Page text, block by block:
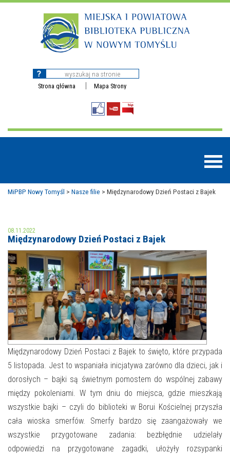
Strona główna Mapa Strony
MOJE KONTO
AKTUALNOŚCI
NAJBLIŻSZE WYDARZENIA
WYDARZENIA BIEŻĄCE
WYDARZYŁO SIĘ
NASZA OFERTA
STREFA WIEDZY O REGIONIE
STREFA KOLORU
FORMY STAŁE
NASZE FILIE
POLECANE STRONY
WYDARZENIA KULTURALNE
FOTO
MiPBP Nowy Tomyśl > Nasze filie > Międzynarodowy Dzień Postaci z Bajek
08.11.2022
Międzynarodowy Dzień Postaci z Bajek
Międzynarodowy Dzień Postaci z Bajek to święto, które przypada
5 listopada. Jest to wspaniała inicjatywa zarówno dla dzieci, jak i
dorosłych – bajki są świetnym pomostem do wspólnej zabawy
między pokoleniami. W tym dniu do miejsca, gdzie mieszkają
wszystkie bajki – czyli do biblioteki w Borui Kościelnej przyszła
cała wioska smerfów. Smerfy bardzo się zaangażowały we
wszystkie przygotowane zadania: bezbłędnie udzielały
odpowiedzi na przygotowane zagadki, ułożyły rozsypanki